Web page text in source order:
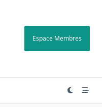
Espace Membres